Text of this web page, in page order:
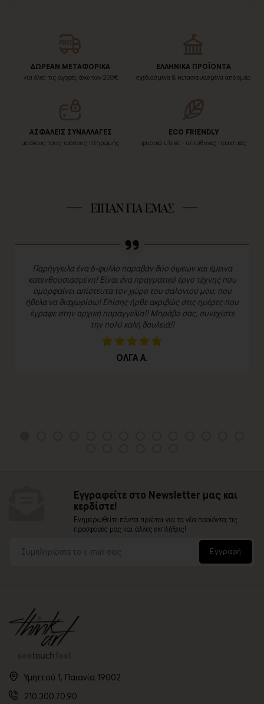
ΔΩΡΕΑΝ ΜΕΤΑΦΟΡΙΚΑ
για όλες τις αγορές άνω των 200€
ΕΛΛΗΝΙΚΑ ΠΡΟΪΟΝΤΑ
σχεδιασμένα & κατασκευασμένα από εμάς
ΑΣΦΑΛΕΙΣ ΣΥΝΑΛΛΑΓΕΣ
με όλους τους τρόπους πληρωμής
ECO FRIENDLY
φυσικά υλικά - υπεύθυνες πρακτικές
ΕΙΠΑΝ ΓΙΑ ΕΜΑΣ
Παρήγγειλα ένα 6-φυλλο παραβάν δύο όψεων και έμεινα
κατενθουσιασμένη! Είναι ένα πραγματικό έργο τέχνης που
ομορφαίνει απίστευτα τον χώρο του σαλονιού μου, που
ήθελα να διαχωρίσω! Επίσης ήρθε ακριβώς στις ημέρες που
έγραφε στην αρχική παραγγελία!! Μπράβο σας, συνεχίστε
την πολύ καλή δουλειά!!
ΟΛΓΑ Α.
Εγγραφείτε στο Newsletter μας και
κερδίστε!
Ενημερωθείτε πάντα πρώτοι για τα νέα προϊόντα, τις
προσφορές μας και άλλες εκπλήξεις!
Εγγραφή
Υμηττού 1, Παιανία 19002
210.300.70.90